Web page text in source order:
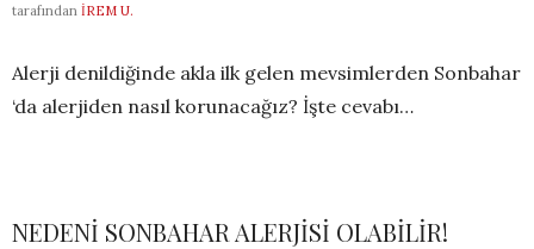
tarafından İREM U.
Alerji denildiğinde akla ilk gelen mevsimlerden Sonbahar
‘da alerjiden nasıl korunacağız? İşte cevabı…
NEDENİ SONBAHAR ALERJİSİ OLABİLİR!